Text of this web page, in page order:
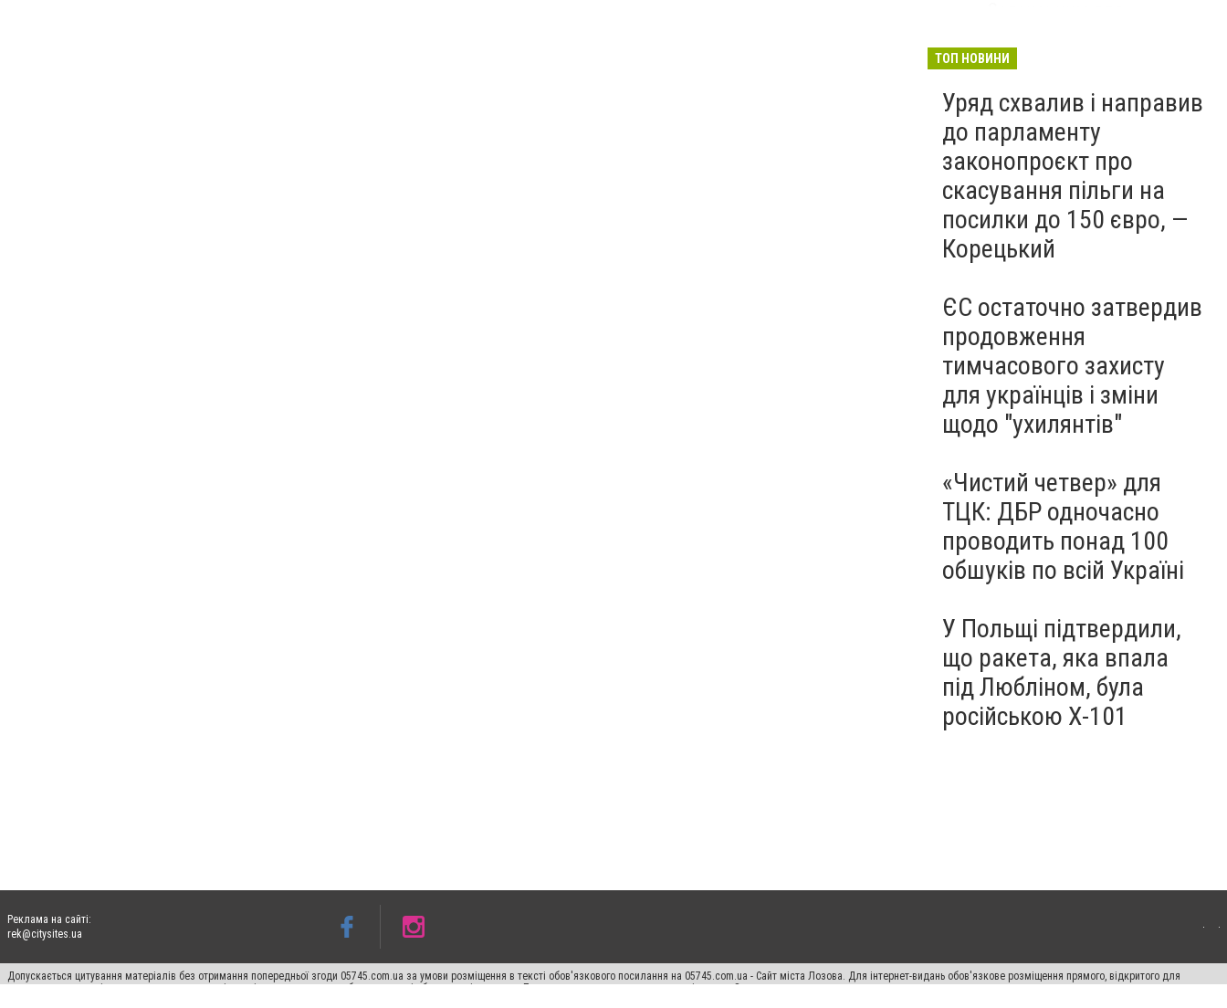
Росії, – The Hill
ТОП НОВИНИ
Уряд схвалив і направив
до парламенту
законопроєкт про
скасування пільги на
посилки до 150 євро, —
Корецький
ЄС остаточно затвердив
продовження
тимчасового захисту
для українців і зміни
щодо "ухилянтів"
«Чистий четвер» для
ТЦК: ДБР одночасно
проводить понад 100
обшуків по всій Україні
У Польщі підтвердили,
що ракета, яка впала
під Любліном, була
російською Х-101
Реклама на сайті:
rek@citysites.ua
Допускається цитування матеріалів без отримання попередньої згоди 05745.com.ua за умови розміщення в тексті обов'язкового посилання на 05745.com.ua - Сайт міста Лозова. Для інтернет-видань обов'язкове розміщення прямого, відкритого для
пошукових систем гіперпосилання на цитовані статті не нижче другого абзацу в тексті або в якості джерела. Порушення виняткових прав переслідується Законом.